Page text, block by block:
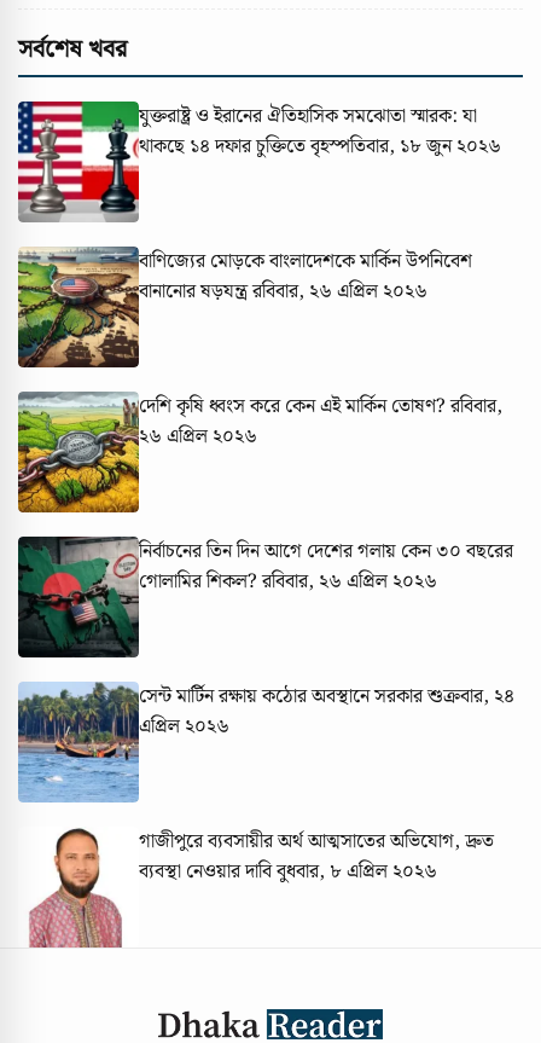
সর্বশেষ খবর
যুক্তরাষ্ট্র ও ইরানের ঐতিহাসিক সমঝোতা স্মারক: যা
থাকছে ১৪ দফার চুক্তিতেবৃহস্পতিবার, ১৮ জুন ২০২৬
বাণিজ্যের মোড়কে বাংলাদেশকে মার্কিন উপনিবেশ
বানানোর ষড়যন্ত্ররবিবার, ২৬ এপ্রিল ২০২৬
দেশি কৃষি ধ্বংস করে কেন এই মার্কিন তোষণ? রবিবার,
২৬ এপ্রিল ২০২৬
নির্বাচনের তিন দিন আগে দেশের গলায় কেন ৩০ বছরের
গোলামির শিকল? রবিবার, ২৬ এপ্রিল ২০২৬
সেন্ট মার্টিন রক্ষায় কঠোর অবস্থানে সরকারশুক্রবার, ২৪
এপ্রিল ২০২৬
গাজীপুরে ব্যবসায়ীর অর্থ আত্মসাতের অভিযোগ, দ্রুত
ব্যবস্থা নেওয়ার দাবিবুধবার, ৮ এপ্রিল ২০২৬